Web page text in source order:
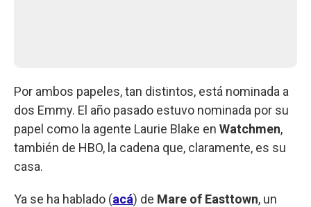
Por ambos papeles, tan distintos, está nominada a
dos Emmy. El año pasado estuvo nominada por su
papel como la agente Laurie Blake en Watchmen,
también de HBO, la cadena que, claramente, es su
casa.
Ya se ha hablado (acá) de Mare of Easttown, un